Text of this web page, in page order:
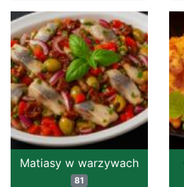
Matiasy w warzywach
81